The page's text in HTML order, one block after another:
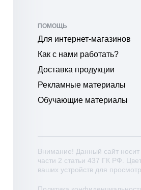
ПОМОЩЬ
Для интернет-магазинов
Как с нами работать?
Доставка продукции
Рекламные материалы
Обучающие материалы
Внимание! Данный сайт
части 2 статьи 437 ГК РФ.
ваших устройств для